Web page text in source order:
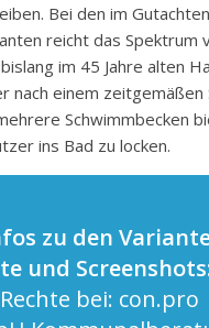
Bei den im Gutachten
reicht das Spektrum
im 45 Jahre alten
nach einem zeitgemäßen
Schwimmbecken
ins Bad zu locken.
zu den
und
bei: con.pro